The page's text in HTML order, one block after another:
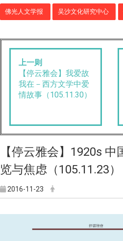
佛光人文学报 吴沙文化研究中心
上一则
【停云雅会】我爱故
我在－西方文学中爱
情故事（105.11.30）
【停云雅会】1920s
览与焦虑（105.11.23）
2016-11-23